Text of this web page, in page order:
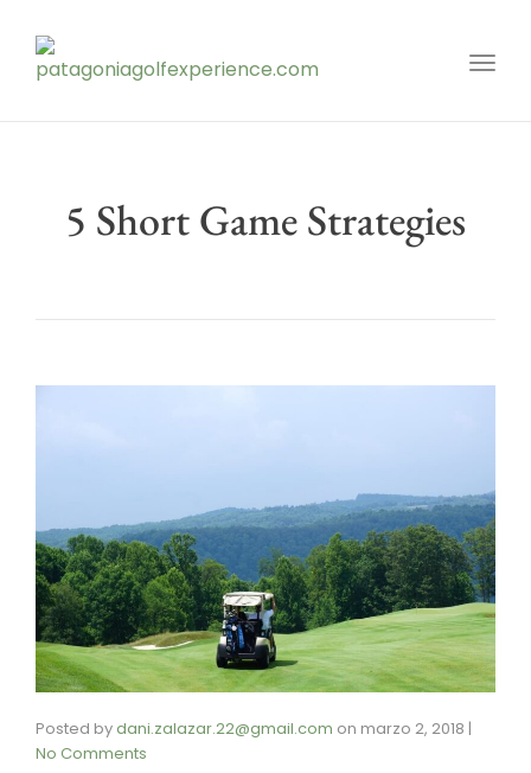
5 Short Game Strategies
Posted bydani.zalazar.22@gmail.com on marzo 2, 2018 |
No Comments